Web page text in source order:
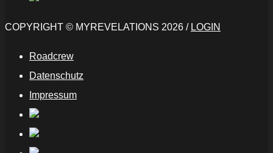
COPYRIGHT © MYREVELATIONS 2026 / LOGIN
Roadcrew
Datenschutz
Impressum